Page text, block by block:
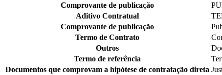
Comprovante de publicação
Aditivo Contratual
Comprovante de publicação
Termo de Contrato
Outros
Termo de referência
Documentos que comprovam a hipótese de contratação direta